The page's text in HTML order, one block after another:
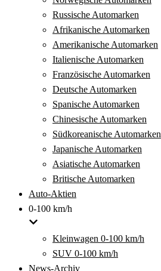
Russische Automarken
Afrikanische Automarken
Amerikanische Automarken
Italienische Automarken
Französische Automarken
Deutsche Automarken
Spanische Automarken
Chinesische Automarken
Südkoreanische Automarken
Japanische Automarken
Asiatische Automarken
Britische Automarken
Auto-Aktien
0-100 km/h
Kleinwagen 0-100 km/h
SUV 0-100 km/h
News-Archiv